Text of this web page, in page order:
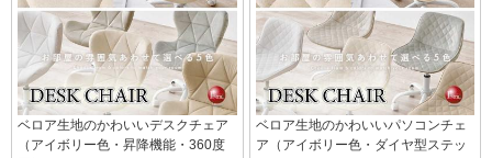
ベロア生地のかわいいデスクチェア
（アイボリー色・昇降機能・360度
ベロア生地のかわいいパソコンチェ
ア（アイボリー色・ダイヤ型ステッ